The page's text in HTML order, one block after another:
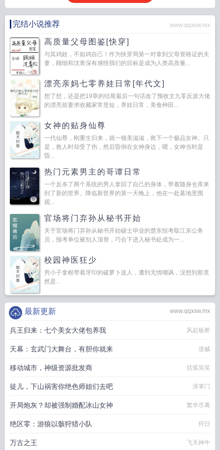
完结小说推荐 www.qqxsw.mx
高质量父母图鉴[快穿]
与其鸡娃，不如鸡自己！作为快穿局第一对拿到父母资格证的夫
妻，顾细和沈青深有感悟我们的目标是成为人类高质量...
漂亮亲妈七零养娃日常[年代文]
想了想，还是把19章的结尾最后一句话改了预收文九零反派大佬
的漂亮前妻求收藏家常里短，养娃日常，美食种田...
女神的贴身仙尊
一代仙尊，刚重生归来，就一顿美滋滋，救下一个极品女神。只
是，救人时却受了伤，然后昏倒在女神身边，嗯，女神当时是
昏...
热门元素男主的哥谭日常
一个反杀了两个系统的男人拿回了自己的身体，带着随身仓库来
到了新的世界。降临新世界的第一天晚上，他在一处墓地里围
观...
官场将门弃孙从秘书开始
关于官场将门弃孙从秘书开始硕士毕业的楚东恒考取江东公务
员，报考单位被别人顶替，巧合下进入秘书处成为一...
校园神医狂少
穷小子拿根带着牙印的破萝卜送人，遭到无情嘲讽，没想到那竟
然是...
www.qqxsw.mx
最新更新
兵王归来：七个美女大佬包养我 风起板桥
天幕：玄武门大舞台，有胆你就来 道贼
移动城市，神级资源批发商 括弧笑笑
徒儿，下山祸害你绝色师姐们去吧 浪掌门
开局炮灰？却被强制婚配冰山女神 繁华尽蓦
绝区零：游狼以骸狩猎小队 狩日
万古之王 飞天神牛